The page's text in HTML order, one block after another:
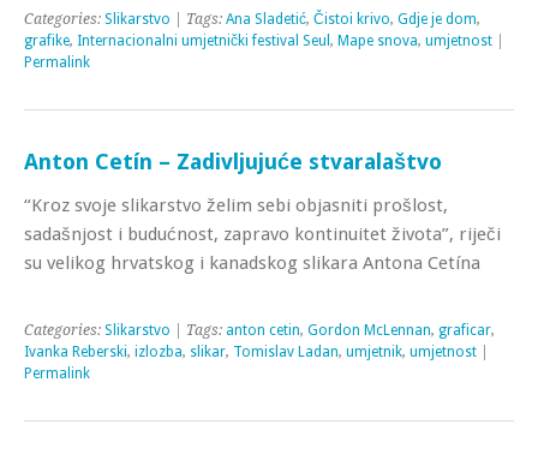
Categories: Slikarstvo | Tags: Ana Sladetić, Čistoi krivo, Gdje je dom,
grafike, Internacionalni umjetnički festival Seul , Mape snova, umjetnost
Permalink
Anton Cetín – Zadivljujuće stvaralaštvo
“Kroz svoje slikarstvo želim sebi objasniti prošlost,
sadašnjost i budućnost, zapravo kontinuitet života”, riječi
su velikog hrvatskog i kanadskog slikara Antona Cetína
Categories: Slikarstvo | Tags: anton cetin, Gordon McLennan, graficar,
Ivanka Reberski, izlozba, slikar, Tomislav Ladan, umjetnik, umjetnost
Permalink